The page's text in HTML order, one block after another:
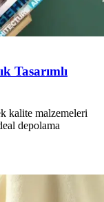
Tasarımlı
kalite malzemeleri
depolama